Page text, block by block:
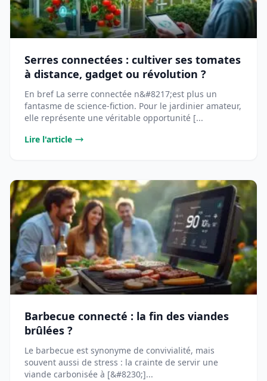
Serres connectées : cultiver ses tomates
à distance, gadget ou révolution ?
En bref La serre connectée n&#8217;est plus un
fantasme de science-fiction. Pour le jardinier amateur,
elle représente une véritable opportunité [...
Lire l'article
Barbecue connecté : la fin des viandes
brûlées ?
Le barbecue est synonyme de convivialité, mais
souvent aussi de stress : la crainte de servir une
viande carbonisée à [&#8230;]...